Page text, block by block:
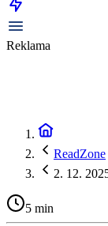
Reklama
ReadZone
2. 12.
5 min